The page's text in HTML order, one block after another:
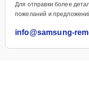
Для отправки более
пожеланий и
info@samsung-